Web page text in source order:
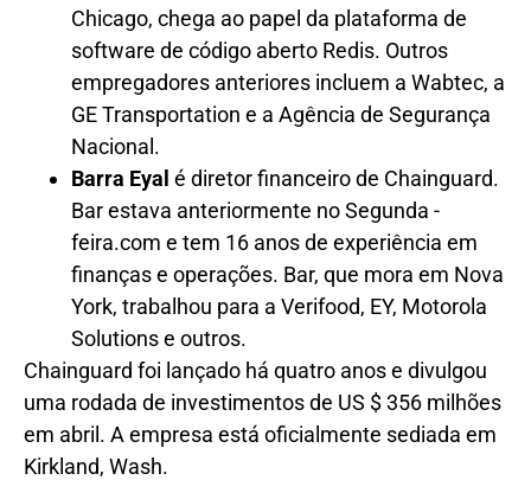
Chicago, chega ao papel da plataforma de
software de código aberto Redis. Outros
empregadores anteriores incluem a Wabtec, a
GE Transportation e a Agência de Segurança
Nacional.
Barra Eyal é diretor financeiro de Chainguard.
Bar estava anteriormente no Segunda -
feira.com e tem 16 anos de experiência em
finanças e operações. Bar, que mora em Nova
York, trabalhou para a Verifood, EY, Motorola
Solutions e outros.
Chainguard foi lançado há quatro anos e divulgou
uma rodada de investimentos de US $ 356 milhões
em abril. A empresa está oficialmente sediada em
Kirkland, Wash.